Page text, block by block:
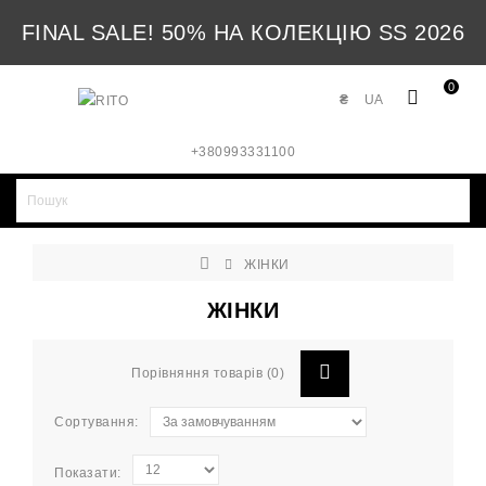
FINAL SALE! 50% НА КОЛЕКЦІЮ SS 2026
0
UA
₴
+380993331100
ЖІНКИ
ЖІНКИ
Порівняння товарів (0)
Сортування:
Показати: